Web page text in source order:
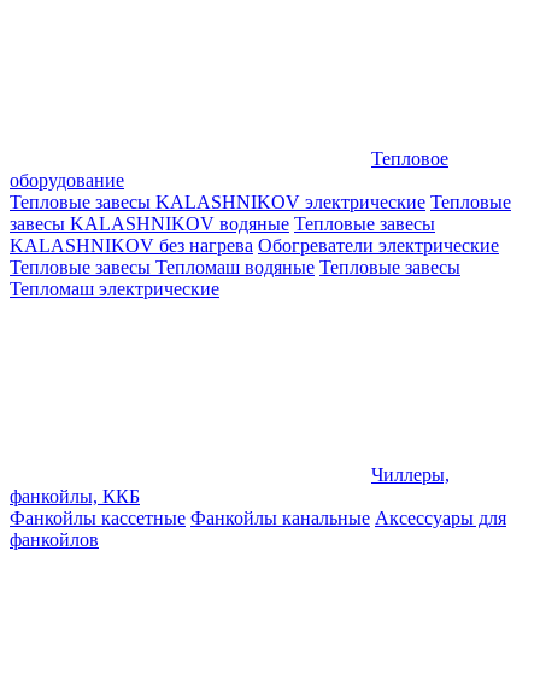
Тепловое
оборудование
Тепловые завесы KALASHNIKOV электрические Тепловые
завесы KALASHNIKOV водяные Тепловые завесы
KALASHNIKOV без нагрева Обогреватели электрические
Тепловые завесы Тепломаш водяные Тепловые завесы
Тепломаш электрические
Чиллеры,
фанкойлы, ККБ
Фанкойлы кассетные Фанкойлы канальные Аксессуары для
фанкойлов